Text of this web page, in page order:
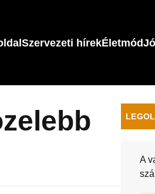
Szervezeti hírekÉletmód
A